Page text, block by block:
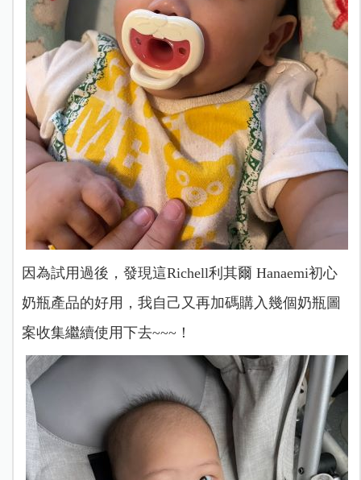
因為試用過後，發現這Richell利其爾 Hanaemi初心
奶瓶產品的好用，我自己又再加碼購入幾個奶瓶圖
案收集繼續使用下去~~~！